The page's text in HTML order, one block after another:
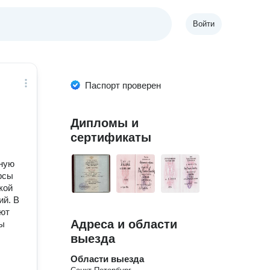
Войти
В
Паспорт проверен
Дипломы и
сертификаты
Адреса и области
выезда
Области выезда